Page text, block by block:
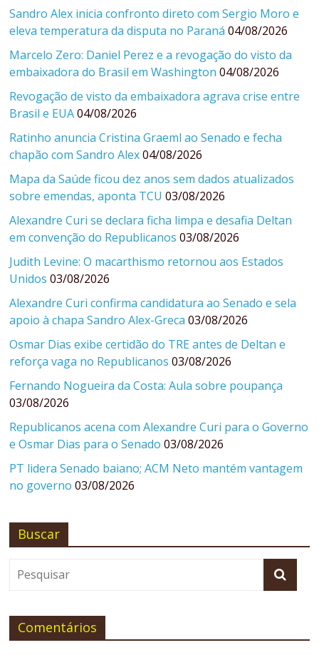
Sandro Alex inicia confronto direto com Sergio Moro e
eleva temperatura da disputa no Paraná 04/08/2026
Marcelo Zero: Daniel Perez e a revogação do visto da
embaixadora do Brasil em Washington 04/08/2026
Revogação de visto da embaixadora agrava crise entre
Brasil e EUA 04/08/2026
Ratinho anuncia Cristina Graeml ao Senado e fecha
chapão com Sandro Alex 04/08/2026
Mapa da Saúde ficou dez anos sem dados atualizados
sobre emendas, aponta TCU 03/08/2026
Alexandre Curi se declara ficha limpa e desafia Deltan
em convenção do Republicanos 03/08/2026
Judith Levine: O macarthismo retornou aos Estados
Unidos 03/08/2026
Alexandre Curi confirma candidatura ao Senado e sela
apoio à chapa Sandro Alex-Greca 03/08/2026
Osmar Dias exibe certidão do TRE antes de Deltan e
reforça vaga no Republicanos 03/08/2026
Fernando Nogueira da Costa: Aula sobre poupança
03/08/2026
Republicanos acena com Alexandre Curi para o Governo
e Osmar Dias para o Senado 03/08/2026
PT lidera Senado baiano; ACM Neto mantém vantagem
no governo 03/08/2026
Buscar
Comentários